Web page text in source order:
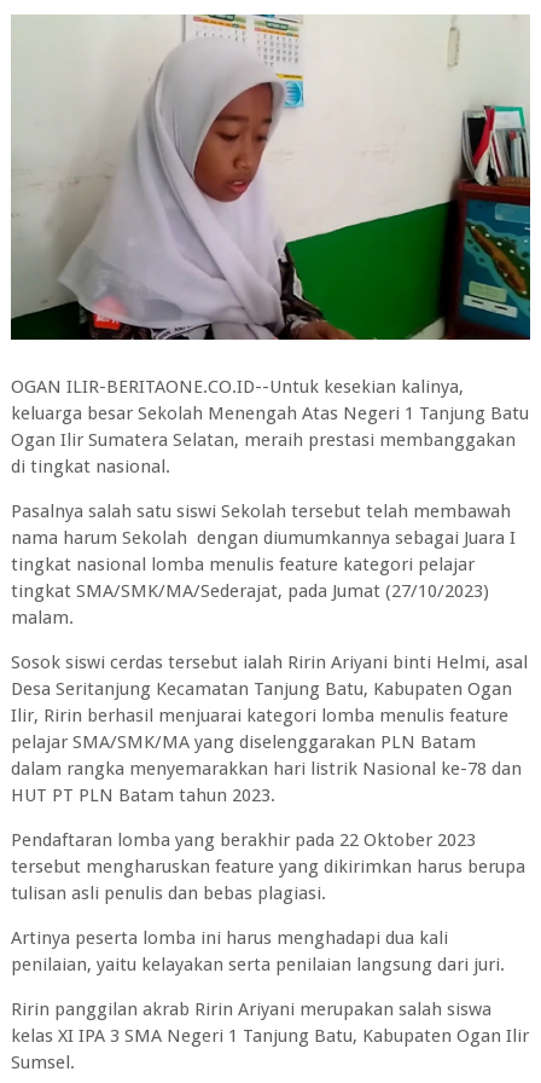
OGAN ILIR-BERITAONE.CO.ID--Untuk kesekian kalinya,
keluarga besar Sekolah Menengah Atas Negeri 1 Tanjung Batu
Ogan Ilir Sumatera Selatan, meraih prestasi membanggakan
di tingkat nasional.
Pasalnya salah satu siswi Sekolah tersebut telah membawah
nama harum Sekolah dengan diumumkannya sebagai Juara I
tingkat nasional lomba menulis feature kategori pelajar
tingkat SMA/SMK/MA/Sederajat, pada Jumat (27/10/2023)
malam.
Sosok siswi cerdas tersebut ialah Ririn Ariyani binti Helmi, asal
Desa Seritanjung Kecamatan Tanjung Batu, Kabupaten Ogan
Ilir, Ririn berhasil menjuarai kategori lomba menulis feature
pelajar SMA/SMK/MA yang diselenggarakan PLN Batam
dalam rangka menyemarakkan hari listrik Nasional ke-78 dan
HUT PT PLN Batam tahun 2023.
Pendaftaran lomba yang berakhir pada 22 Oktober 2023
tersebut mengharuskan feature yang dikirimkan harus berupa
tulisan asli penulis dan bebas plagiasi.
Artinya peserta lomba ini harus menghadapi dua kali
penilaian, yaitu kelayakan serta penilaian langsung dari juri.
Ririn panggilan akrab Ririn Ariyani merupakan salah siswa
kelas XI IPA 3 SMA Negeri 1 Tanjung Batu, Kabupaten Ogan Ilir
Sumsel.